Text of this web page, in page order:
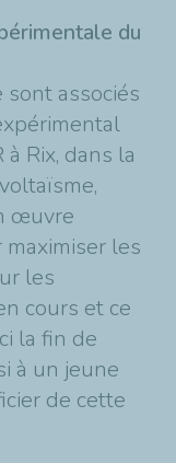
du
sont associés
Rix, dans la
œuvre
les
les
cours et ce
la fin de
à un jeune
de cette